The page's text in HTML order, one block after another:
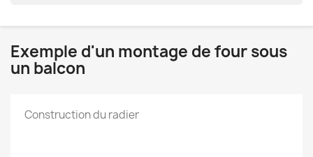
Exemple d'un montage de four sous
un balcon
Construction du radier